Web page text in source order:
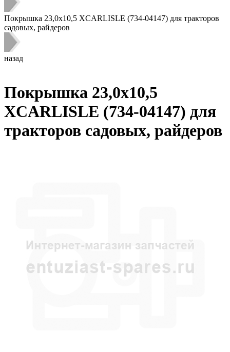
Покрышка 23,0х10,5 XCARLISLE (734-04147) для тракторов
садовых, райдеров
назад
Покрышка 23,0х10,5
XCARLISLE (734-04147) для
тракторов садовых, райдеров